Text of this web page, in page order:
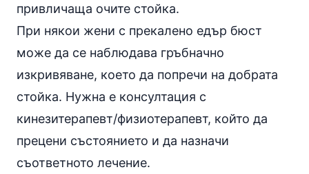
привличаща очите стойка.
При някои жени с прекалено едър бюст
може да се наблюдава гръбначно
изкривяване, което да попречи на добрата
стойка. Нужна е консултация с
кинезитерапевт/физиотерапевт, който да
прецени състоянието и да назначи
съответното лечение.